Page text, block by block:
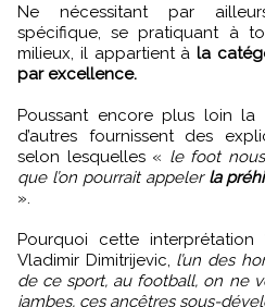
Ne nécessitant par
spécifique, se pratiquant à
milieux, il appartient à la
par excellence.
Poussant encore plus loin
d’autres fournissent des
selon lesquelles « le foot
que l’on pourrait appeler la
».
Pourquoi cette
Vladimir Dimitrijevic, l’un des
de ce sport, au football, on ne
jambes, ces ancêtres sous-